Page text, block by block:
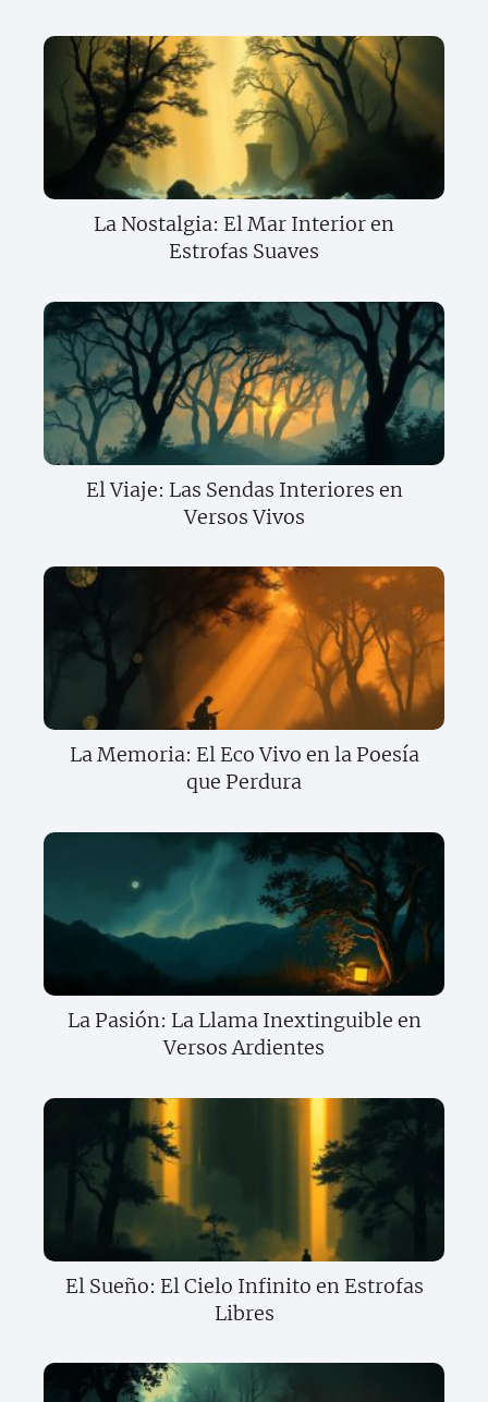
La Nostalgia: El Mar Interior en
Estrofas Suaves
El Viaje: Las Sendas Interiores en
Versos Vivos
La Memoria: El Eco Vivo en la Poesía
que Perdura
La Pasión: La Llama Inextinguible en
Versos Ardientes
El Sueño: El Cielo Infinito en Estrofas
Libres